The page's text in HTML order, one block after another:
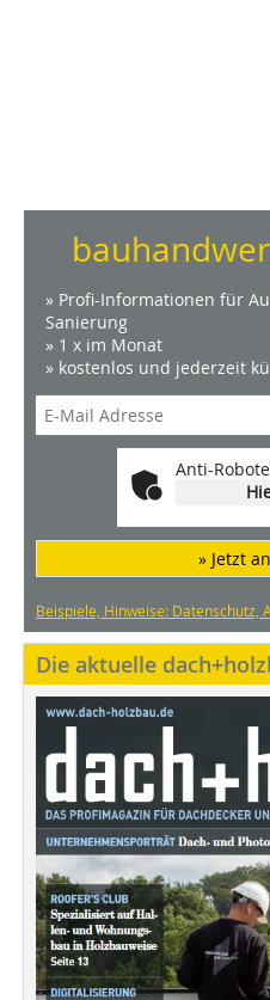
» Profi-Informationen für
Sanierung
» 1 x im Monat
» kostenlos und jederzeit
Anti-
» Jetzt
Beispiele, Hinweise: Datenschutz,
Die aktuelle